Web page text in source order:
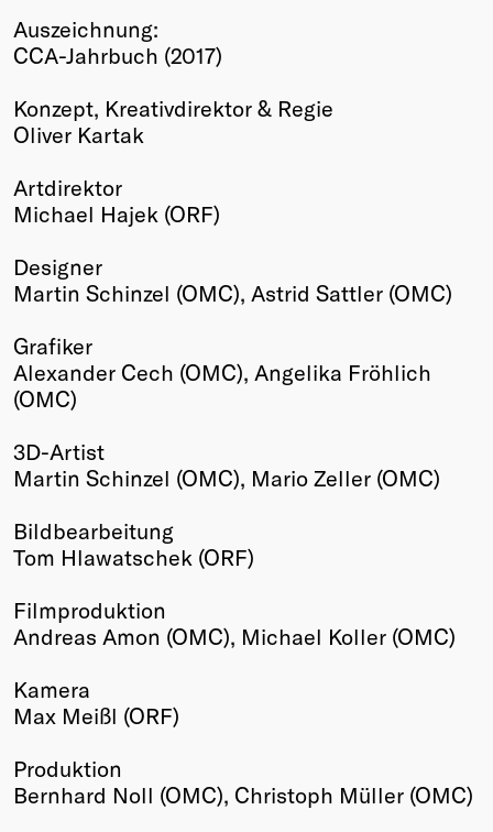
Winners
2026
Annual
Auszeichnung:
CCA-Jahrbuch (2017)
Konzept, Kreativdirektor & Regie
Oliver Kartak
Artdirektor
Michael Hajek (ORF)
Designer
Martin Schinzel (OMC), Astrid Sattler (OMC)
Grafiker
Alexander Cech (OMC), Angelika Fröhlich
(OMC)
3D-Artist
Martin Schinzel (OMC), Mario Zeller (OMC)
Bildbearbeitung
Tom Hlawatschek (ORF)
Filmproduktion
Andreas Amon (OMC), Michael Koller (OMC)
Kamera
Max Meißl (ORF)
Produktion
Bernhard Noll (OMC), Christoph Müller (OMC)